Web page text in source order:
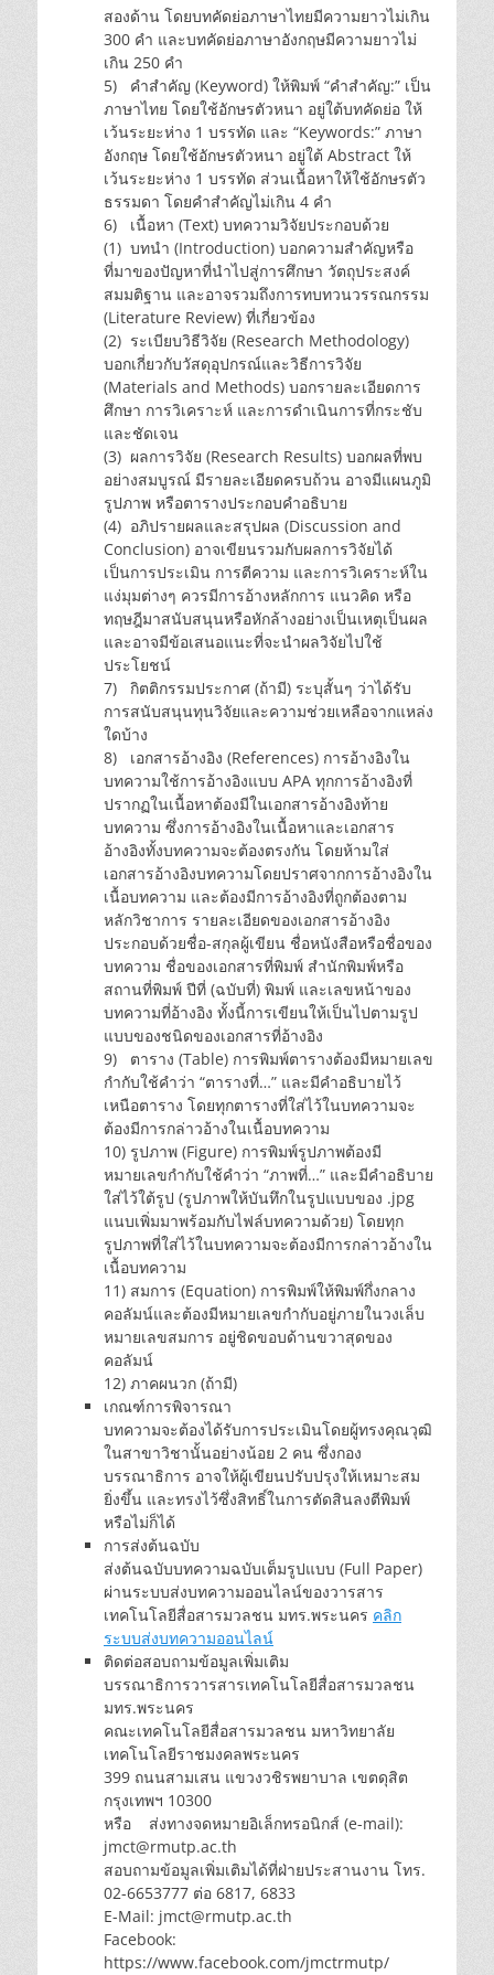
สองด้าน โดยบทคัดย่อภาษาไทยมีความยาวไม่เกิน
300 คำ และบทคัดย่อภาษาอังกฤษมีความยาวไม่
เกิน 250 คำ
5) คำสำคัญ (Keyword) ให้พิมพ์ “คำสำคัญ:” เป็น
ภาษาไทย โดยใช้อักษรตัวหนา อยู่ใต้บทคัดย่อ ให้
เว้นระยะห่าง 1 บรรทัด และ “Keywords:” ภาษา
อังกฤษ โดยใช้อักษรตัวหนา อยู่ใต้ Abstract ให้
เว้นระยะห่าง 1 บรรทัด ส่วนเนื้อหาให้ใช้อักษรตัว
ธรรมดา โดยคำสำคัญไม่เกิน 4 คำ
6) เนื้อหา (Text) บทความวิจัยประกอบด้วย
(1) บทนำ (Introduction) บอกความสำคัญหรือ
ที่มาของปัญหาที่นำไปสู่การศึกษา วัตถุประสงค์
สมมติฐาน และอาจรวมถึงการทบทวนวรรณกรรม
(Literature Review) ที่เกี่ยวข้อง
(2) ระเบียบวิธีวิจัย (Research Methodology)
บอกเกี่ยวกับวัสดุอุปกรณ์และวิธีการวิจัย
(Materials and Methods) บอกรายละเอียดการ
ศึกษา การวิเคราะห์ และการดำเนินการที่กระชับ
และชัดเจน
(3) ผลการวิจัย (Research Results) บอกผลที่พบ
อย่างสมบูรณ์ มีรายละเอียดครบถ้วน อาจมีแผนภูมิ
รูปภาพ หรือตารางประกอบคำอธิบาย
(4) อภิปรายผลและสรุปผล (Discussion and
Conclusion) อาจเขียนรวมกับผลการวิจัยได้
เป็นการประเมิน การตีความ และการวิเคราะห์ใน
แง่มุมต่างๆ ควรมีการอ้างหลักการ แนวคิด หรือ
ทฤษฎีมาสนับสนุนหรือหักล้างอย่างเป็นเหตุเป็นผล
และอาจมีข้อเสนอแนะที่จะนำผลวิจัยไปใช้
ประโยชน์
7) กิตติกรรมประกาศ (ถ้ามี) ระบุสั้นๆ ว่าได้รับ
การสนับสนุนทุนวิจัยและความช่วยเหลือจากแหล่ง
ใดบ้าง
8) เอกสารอ้างอิง (References) การอ้างอิงใน
บทความใช้การอ้างอิงแบบ APA ทุกการอ้างอิงที่
ปรากฏในเนื้อหาต้องมีในเอกสารอ้างอิงท้าย
บทความ ซึ่งการอ้างอิงในเนื้อหาและเอกสาร
อ้างอิงทั้งบทความจะต้องตรงกัน โดยห้ามใส่
เอกสารอ้างอิงบทความโดยปราศจากการอ้างอิงใน
เนื้อบทความ และต้องมีการอ้างอิงที่ถูกต้องตาม
หลักวิชาการ รายละเอียดของเอกสารอ้างอิง
ประกอบด้วยชื่อ-สกุลผู้เขียน ชื่อหนังสือหรือชื่อของ
บทความ ชื่อของเอกสารที่พิมพ์ สำนักพิมพ์หรือ
สถานที่พิมพ์ ปีที่ (ฉบับที่) พิมพ์ และเลขหน้าของ
บทความที่อ้างอิง ทั้งนี้การเขียนให้เป็นไปตามรูป
แบบของชนิดของเอกสารที่อ้างอิง
9) ตาราง (Table) การพิมพ์ตารางต้องมีหมายเลข
กำกับใช้คำว่า “ตารางที่…” และมีคำอธิบายไว้
เหนือตาราง โดยทุกตารางที่ใส่ไว้ในบทความจะ
ต้องมีการกล่าวอ้างในเนื้อบทความ
10) รูปภาพ (Figure) การพิมพ์รูปภาพต้องมี
หมายเลขกำกับใช้คำว่า “ภาพที่…” และมีคำอธิบาย
ใส่ไว้ใต้รูป (รูปภาพให้บันทึกในรูปแบบของ .jpg
แนบเพิ่มมาพร้อมกับไฟล์บทความด้วย) โดยทุก
รูปภาพที่ใส่ไว้ในบทความจะต้องมีการกล่าวอ้างใน
เนื้อบทความ
11) สมการ (Equation) การพิมพ์ให้พิมพ์กึ่งกลาง
คอลัมน์และต้องมีหมายเลขกำกับอยู่ภายในวงเล็บ
หมายเลขสมการ อยู่ชิดขอบด้านขวาสุดของ
คอลัมน์
12) ภาคผนวก (ถ้ามี)
เกณฑ์การพิจารณา
บทความจะต้องได้รับการประเมินโดยผู้ทรงคุณวุฒิ
ในสาขาวิชานั้นอย่างน้อย 2 คน ซึ่งกอง
บรรณาธิการ อาจให้ผู้เขียนปรับปรุงให้เหมาะสม
ยิ่งขึ้น และทรงไว้ซึ่งสิทธิ์ในการตัดสินลงตีพิมพ์
หรือไม่ก็ได้
การส่งต้นฉบับ
ส่งต้นฉบับบทความฉบับเต็มรูปแบบ (Full Paper)
ผ่านระบบส่งบทความออนไลน์ของวารสาร
เทคโนโลยีสื่อสารมวลชน มทร.พระนคร คลิก
ระบบส่งบทความออนไลน์
ติดต่อสอบถามข้อมูลเพิ่มเติม
บรรณาธิการวารสารเทคโนโลยีสื่อสารมวลชน
มทร.พระนคร
คณะเทคโนโลยีสื่อสารมวลชน มหาวิทยาลัย
เทคโนโลยีราชมงคลพระนคร
399 ถนนสามเสน แขวงวชิรพยาบาล เขตดุสิต
กรุงเทพฯ 10300
หรือ ส่งทางจดหมายอิเล็กทรอนิกส์ (e-mail):
jmct@rmutp.ac.th
สอบถามข้อมูลเพิ่มเติมได้ที่ฝ่ายประสานงาน โทร.
02-6653777 ต่อ 6817, 6833
E-Mail: jmct@rmutp.ac.th
Facebook:
https://www.facebook.com/jmctrmutp/